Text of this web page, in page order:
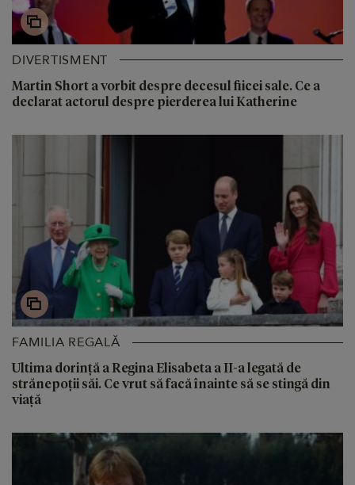
DIVERTISMENT
Martin Short a vorbit despre decesul fiicei sale. Ce a
declarat actorul despre pierderea lui Katherine
FAMILIA REGALĂ
Ultima dorință a Regina Elisabeta a II-a legată de
strănepoții săi. Ce vrut să facă înainte să se stingă din
viață